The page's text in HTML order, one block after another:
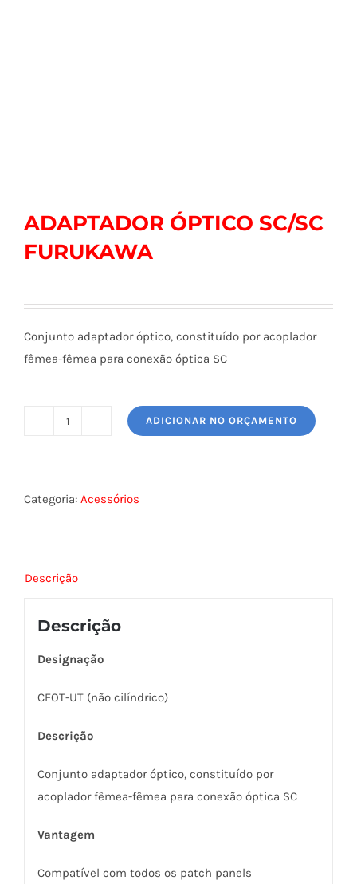
ADAPTADOR ÓPTICO SC/SC
FURUKAWA
Conjunto adaptador óptico, constituído por acoplador
fêmea-fêmea para conexão óptica SC
ADAPTADOR
FURUKAWA
ADICIONAR NO ORÇAMENTO
Categoria: Acessórios
Descrição
Descrição
Designação
CFOT-UT (não cilíndrico)
Descrição
Conjunto adaptador óptico, constituído por
acoplador fêmea-fêmea para conexão óptica SC
Vantagem
Compatível com todos os patch panels